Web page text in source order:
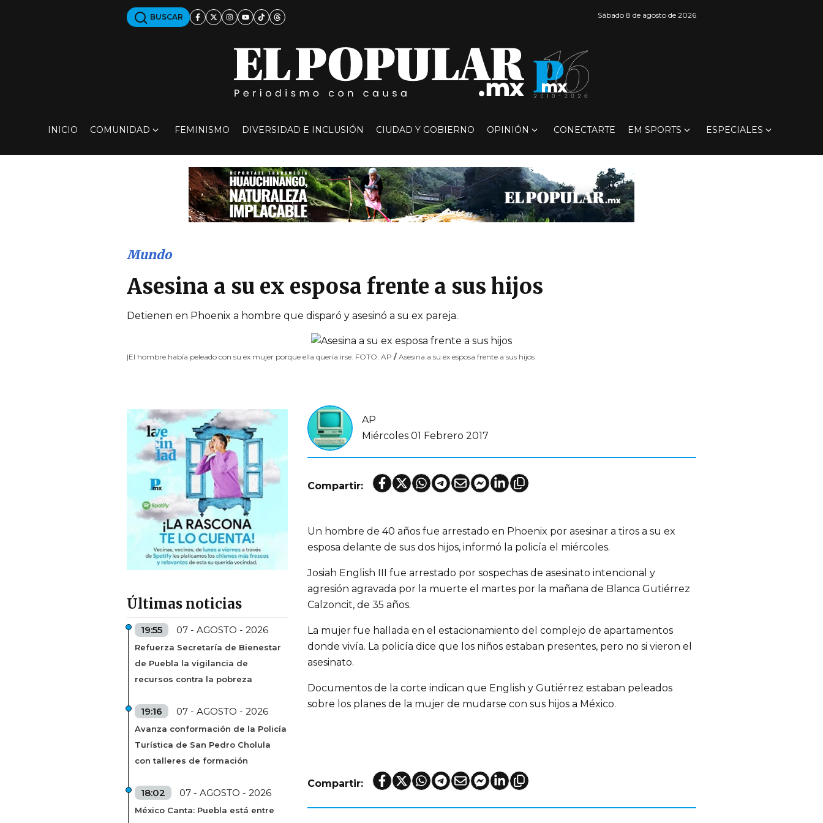
BUSCAR Sábado 8 de agosto de 2026
INICIO COMUNIDAD FEMINISMO DIVERSIDAD E INCLUSIÓN CIUDAD Y GOBIERNO OPINIÓN CONECTARTE EM SPORTS ESPECIALES
|El hombre había peleado con su ex mujer porque ella quería irse. FOTO: AP / Asesina a su ex esposa frente a sus hijos
Mundo
Asesina a su ex esposa frente a sus hijos
Detienen en Phoenix a hombre que disparó y asesinó a su ex pareja.
Últimas noticias
19:55 07 - AGOSTO - 2026
Refuerza Secretaría de Bienestar
de Puebla la vigilancia de
recursos contra la pobreza
19:16 07 - AGOSTO - 2026
Avanza conformación de la Policía
Turística de San Pedro Cholula
con talleres de formación
18:02 07 - AGOSTO - 2026
México Canta: Puebla está entre
AP
Miércoles 01 Febrero 2017
Compartir:
Un hombre de 40 años fue arrestado en Phoenix por asesinar a tiros a su ex
esposa delante de sus dos hijos, informó la policía el miércoles.
Josiah English III fue arrestado por sospechas de asesinato intencional y
agresión agravada por la muerte el martes por la mañana de Blanca Gutiérrez
Calzoncit, de 35 años.
La mujer fue hallada en el estacionamiento del complejo de apartamentos
donde vivía. La policía dice que los niños estaban presentes, pero no si vieron el
asesinato.
Documentos de la corte indican que English y Gutiérrez estaban peleados
sobre los planes de la mujer de mudarse con sus hijos a México.
Compartir: